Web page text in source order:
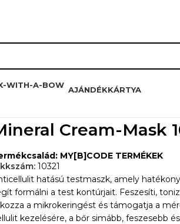
AJÁNDÉKKÁRTYA
Cream-Mask
MY[B]CODE TERMÉKEK
10321
hatású testmaszk, amely
formálni a test kontúrjait. Feszesíti,
a mikrokeringést és támogatja a
kezelésére, a bőr simább, feszesebb